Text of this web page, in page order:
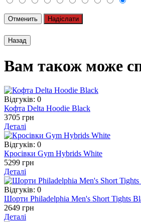
Отменить Надіслати
Вам також може
Відгуків: 0
Кофта Delta Hoodie Black
3705 грн
Деталі
Відгуків: 0
Кросівки Gym Hybrids White
5299 грн
Деталі
Відгуків: 0
Шорти Philadelphia Men's Short Tights
2649 грн
Деталі